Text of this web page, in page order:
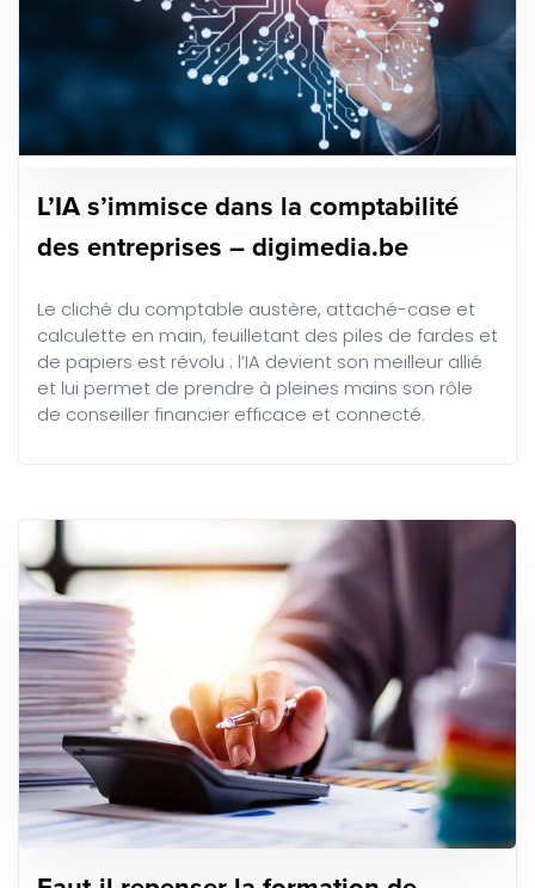
L’IA s’immisce dans la comptabilité
des entreprises – digimedia.be
Le cliché du comptable austère, attaché-case et
calculette en main, feuilletant des piles de fardes et
de papiers est révolu : l’IA devient son meilleur allié
et lui permet de prendre à pleines mains son rôle
de conseiller financier efficace et connecté.